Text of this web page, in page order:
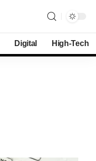
Digital High-Tech